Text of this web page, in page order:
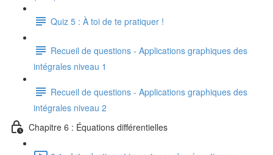
Quiz 5 : À toi de te pratiquer !
Recueil de questions - Applications graphiques des
intégrales niveau 1
Recueil de questions - Applications graphiques des
intégrales niveau 2
Chapitre 6 : Équations différentielles